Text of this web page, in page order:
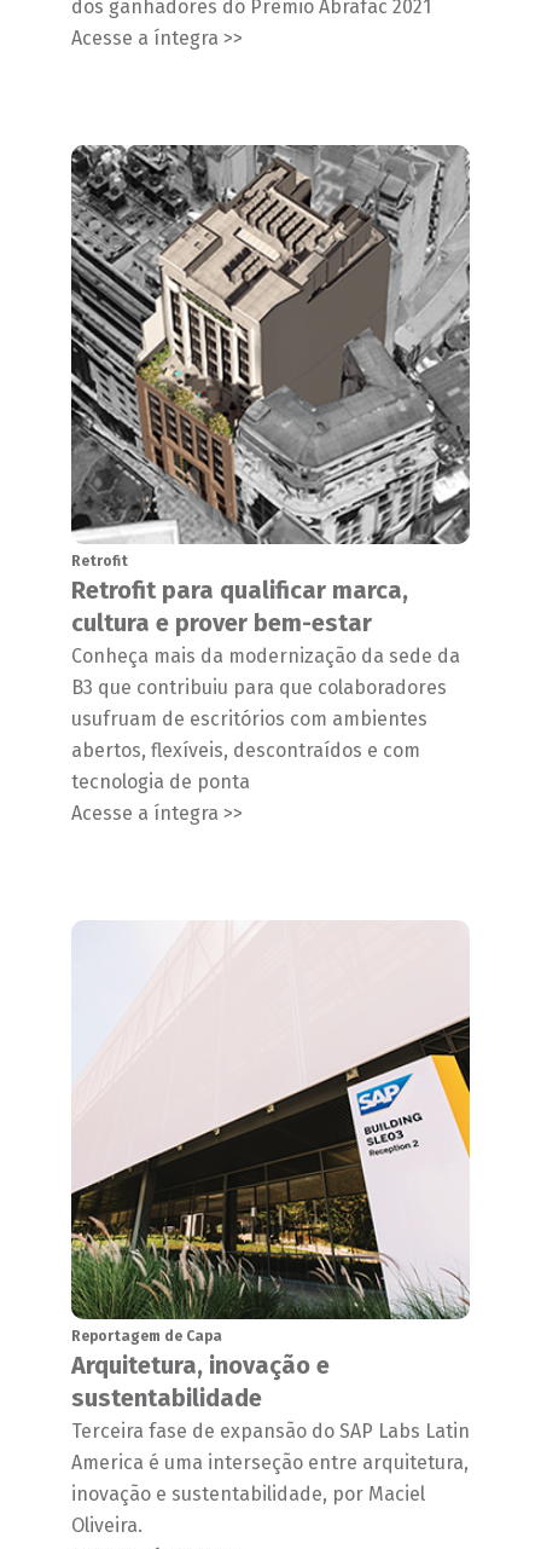
dos ganhadores do Prêmio Abrafac 2021
Acesse a íntegra >>
Retrofit
Retrofit para qualificar marca,
cultura e prover bem-estar
Conheça mais da modernização da sede da
B3 que contribuiu para que colaboradores
usufruam de escritórios com ambientes
abertos, flexíveis, descontraídos e com
tecnologia de ponta
Acesse a íntegra >>
Reportagem de Capa
Arquitetura, inovação e
sustentabilidade
Terceira fase de expansão do SAP Labs Latin
America é uma interseção entre arquitetura,
inovação e sustentabilidade, por Maciel
Oliveira.